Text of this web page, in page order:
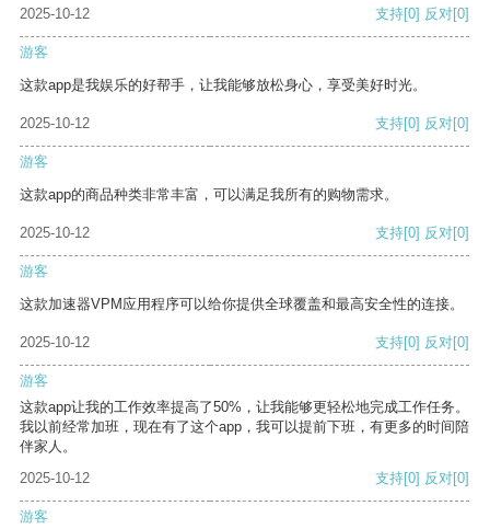
2025-10-12 支持[0] 反对[0]
游客
这款app是我娱乐的好帮手，让我能够放松身心，享受美好时光。
2025-10-12 支持[0] 反对[0]
游客
这款app的商品种类非常丰富，可以满足我所有的购物需求。
2025-10-12 支持[0] 反对[0]
游客
这款加速器VPM应用程序可以给你提供全球覆盖和最高安全性的连接。
2025-10-12 支持[0] 反对[0]
游客
这款app让我的工作效率提高了50%，让我能够更轻松地完成工作任务。
我以前经常加班，现在有了这个app，我可以提前下班，有更多的时间陪
伴家人。
2025-10-12
支持[0] 反对[0]
游客